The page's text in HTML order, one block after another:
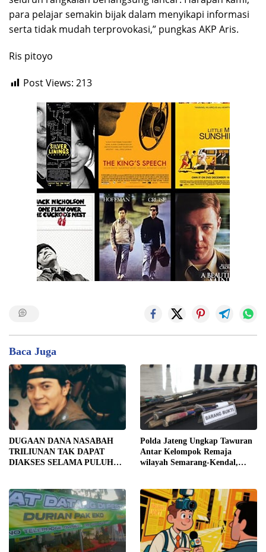
para pelajar semakin bijak dalam menyikapi informasi
serta tidak mudah terprovokasi,” pungkas AKP Aris.
Ris pitoyo
Post Views: 213
Baca Juga
DUGAAN DANA NASABAH
TRILIUNAN TAK DAPAT
DIAKSES SELAMA PULUHAN
TRANSPARANSI DAN
PEMERIKSAAN
MENYELURUH
Polda Jateng Ungkap Tawuran
Antar Kelompok Remaja
wilayah Semarang-Kendal,